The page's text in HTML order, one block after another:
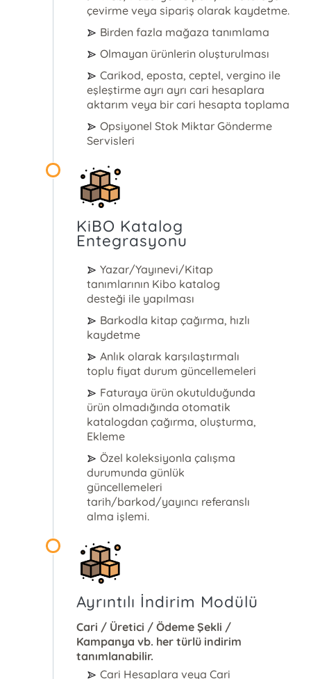
çevirme veya sipariş olarak kaydetme.
Birden fazla mağaza tanımlama
Olmayan ürünlerin oluşturulması
Carikod, eposta, ceptel, vergino ile
eşleştirme ayrı ayrı cari hesaplara
aktarım veya bir cari hesapta toplama
Opsiyonel Stok Miktar Gönderme
Servisleri
KiBO Katalog
Entegrasyonu
Yazar/Yayınevi/Kitap
tanımlarının Kibo katalog
desteği ile yapılması
Barkodla kitap çağırma, hızlı
kaydetme
Anlık olarak karşılaştırmalı
toplu fiyat durum güncellemeleri
Faturaya ürün okutulduğunda
ürün olmadığında otomatik
katalogdan çağırma, oluşturma,
Ekleme
Özel koleksiyonla çalışma
durumunda günlük
güncellemeleri
tarih/barkod/yayıncı referanslı
alma işlemi.
Ayrıntılı İndirim Modülü
Cari / Üretici / Ödeme Şekli /
Kampanya vb. her türlü indirim
tanımlanabilir.
Cari Hesaplara veya Cari